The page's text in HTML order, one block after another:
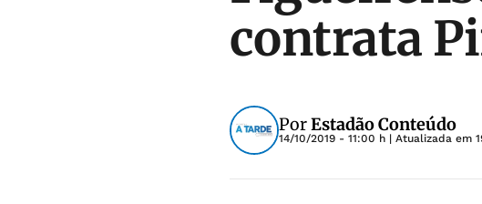
contrata
PorEstadão Conteúdo
14/10/2019 - 11:00 h | Atualizada em